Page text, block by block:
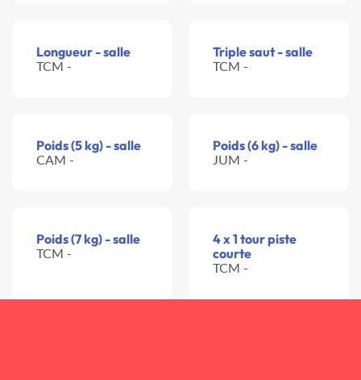
Longueur - salle
TCM -
Triple saut - salle
TCM -
Poids (5 kg) - salle
CAM -
Poids (6 kg) - salle
JUM -
Poids (7 kg) - salle
TCM -
4 x 1 tour piste
courte
TCM -